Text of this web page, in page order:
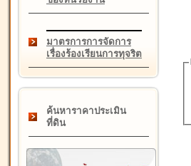
มาตรการการจัดการ
เรื่องร้องเรียนการทุจริต
ค้นหาราคาประเมิน
ที่ดิน